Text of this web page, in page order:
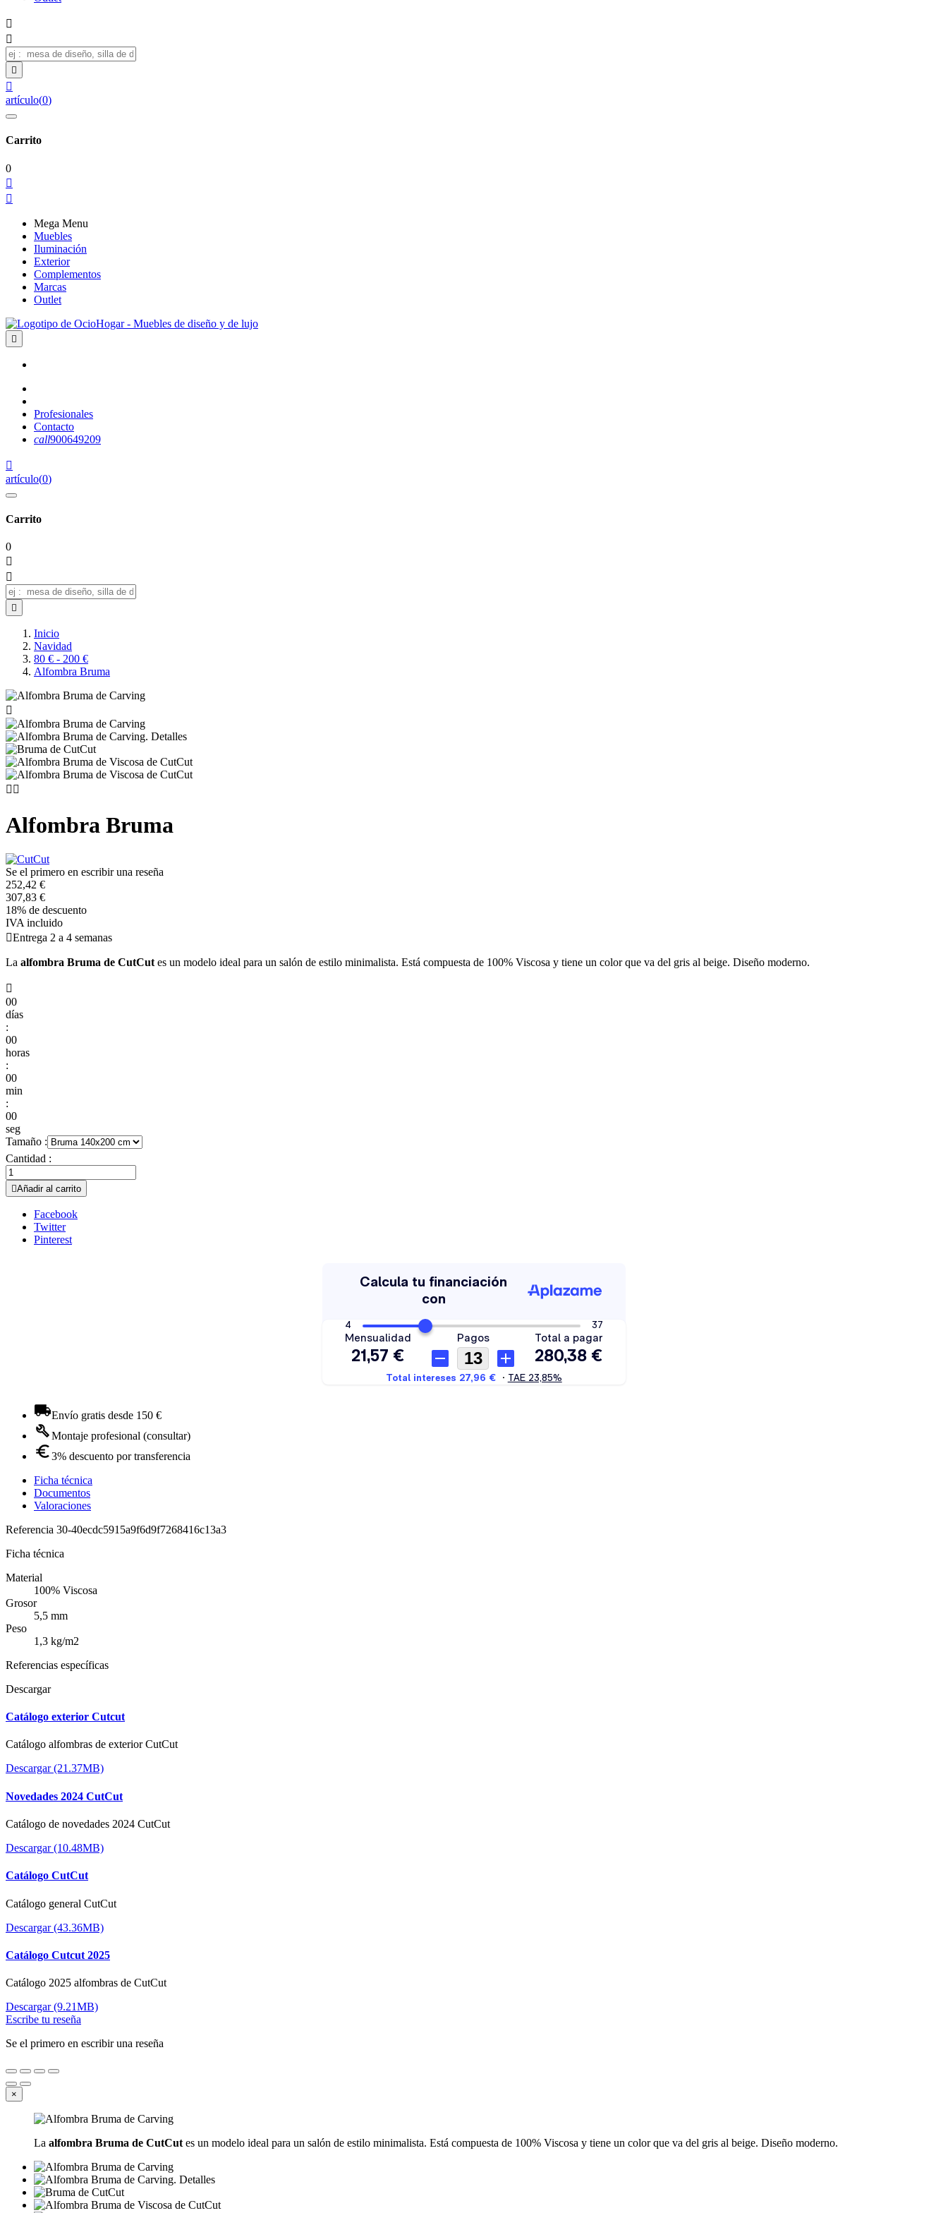




artículo(0)
Carrito
0


Mega Menu
Muebles
Iluminación
Exterior
Complementos
Marcas
Outlet

Profesionales
Contacto
call900649209

artículo(0)
Carrito
0



Inicio
Navidad
80 € - 200 €
Alfombra Bruma

 
Alfombra Bruma
Se el primero en escribir una reseña
252,42 €
307,83 €
18% de descuento
IVA incluido
Entrega 2 a 4 semanas
La alfombra Bruma de CutCut es un modelo ideal para un salón de estilo minimalista. Está compuesta de 100% Viscosa y tiene un color que va del gris al beige. Diseño moderno.

00
días
:
00
horas
:
00
min
:
00
seg
Tamaño :
Cantidad :
Añadir al carrito
Facebook
Twitter
Pinterest
Envío gratis desde 150 €
Montaje profesional (consultar)
3% descuento por transferencia
Ficha técnica
Documentos
Valoraciones
Referencia 30-40ecdc5915a9f6d9f7268416c13a3
Ficha técnica
Material
100% Viscosa
Grosor
5,5 mm
Peso
1,3 kg/m2
Referencias específicas
Descargar
Catálogo exterior Cutcut
Catálogo alfombras de exterior CutCut
Descargar (21.37MB)
Novedades 2024 CutCut
Catálogo de novedades 2024 CutCut
Descargar (10.48MB)
Catálogo CutCut
Catálogo general CutCut
Descargar (43.36MB)
Catálogo Cutcut 2025
Catálogo 2025 alfombras de CutCut
Descargar (9.21MB)
Escribe tu reseña
Se el primero en escribir una reseña
×
La alfombra Bruma de CutCut es un modelo ideal para un salón de estilo minimalista. Está compuesta de 100% Viscosa y tiene un color que va del gris al beige. Diseño moderno.